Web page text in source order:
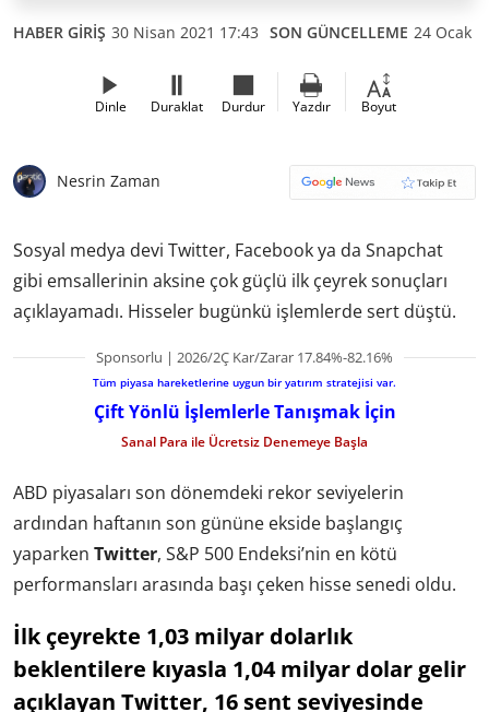
HABER GİRİŞ 30 Nisan 2021 17:43 SON GÜNCELLEME 24 Ocak
Dinle Duraklat Durdur Yazdır Boyut
Nesrin Zaman
Sosyal medya devi Twitter, Facebook ya da Snapchat
gibi emsallerinin aksine çok güçlü ilk çeyrek sonuçları
açıklayamadı. Hisseler bugünkü işlemlerde sert düştü.
Sponsorlu | 2026/2Ç Kar/Zarar 17.84%-82.16%
Tüm piyasa hareketlerine uygun bir yatırım stratejisi var.
Çift Yönlü İşlemlerle Tanışmak İçin
Sanal Para ile Ücretsiz Denemeye Başla
ABD piyasaları son dönemdeki rekor seviyelerin
ardından haftanın son gününe ekside başlangıç
yaparken Twitter, S&P 500 Endeksi’nin en kötü
performansları arasında başı çeken hisse senedi oldu.
İlk çeyrekte 1,03 milyar dolarlık
beklentilere kıyasla 1,04 milyar dolar gelir
açıklayan Twitter, 16 sent seviyesinde